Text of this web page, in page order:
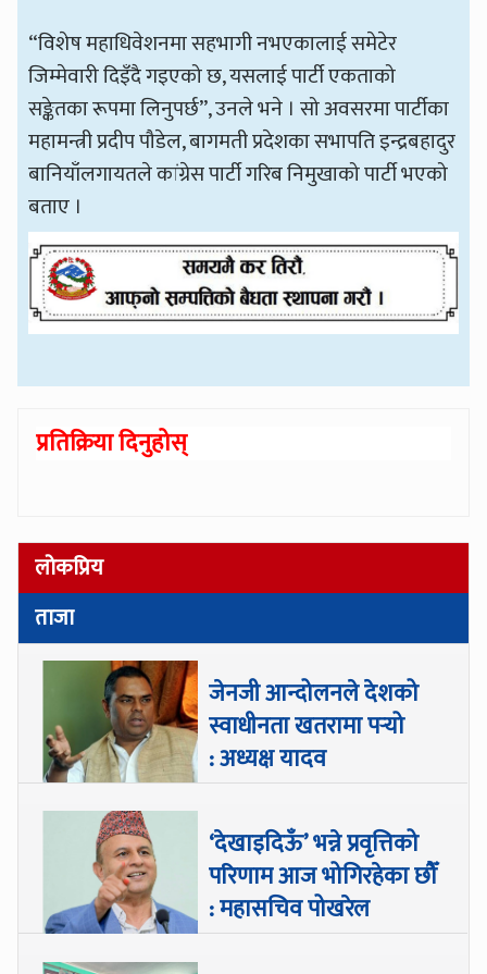
“विशेष महाधिवेशनमा सहभागी नभएकालाई समेटेर
जिम्मेवारी दिइँदै गइएको छ, यसलाई पार्टी एकताको
सङ्केतका रूपमा लिनुपर्छ”, उनले भने । सो अवसरमा पार्टीका
महामन्त्री प्रदीप पौडेल, बागमती प्रदेशका सभापति इन्द्रबहादुर
बानियाँलगायतले कांग्रेस पार्टी गरिब निमुखाको पार्टी भएको
बताए ।
प्रतिक्रिया दिनुहोस्
लोकप्रिय
ताजा
जेनजी आन्दोलनले देशको
स्वाधीनता खतरामा पर्‍यो
: अध्यक्ष यादव
‘देखाइदिऊँ’ भन्ने प्रवृत्तिको
परिणाम आज भोगिरहेका छौँ
: महासचिव पोखरेल